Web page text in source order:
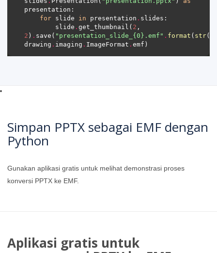
for slide in presentation .
        slide
. get_thumbnail( 2
2 ) . save( "presentation_slide_ {0} .emf" . format ( str
drawing . imaging . ImageFormat .
Simpan PPTX sebagai EMF dengan
Python
Gunakan aplikasi gratis untuk melihat demonstrasi proses
konversi PPTX ke EMF.
Aplikasi gratis untuk